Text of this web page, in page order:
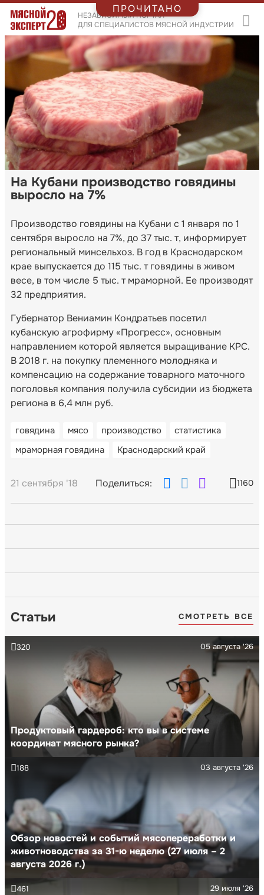
НЕЗАВИСИМЫЙ ПОРТАЛ
ДЛЯ СПЕЦИАЛИСТОВ МЯСНОЙ ИНДУСТРИИ
На Кубани производство говядины
выросло на 7%
Производство говядины на Кубани с 1 января по 1
сентября выросло на 7%, до 37 тыс. т, информирует
региональный минсельхоз. В год в Краснодарском
крае выпускается до 115 тыс. т говядины в живом
весе, в том числе 5 тыс. т мраморной. Ее производят
32 предприятия.
Губернатор Вениамин Кондратьев посетил
кубанскую агрофирму «Прогресс», основным
направлением которой является выращивание КРС.
В 2018 г. на покупку племенного молодняка и
компенсацию на содержание товарного маточного
поголовья компания получила субсидии из бюджета
региона в 6,4 млн руб.
говядина мясо производство
статистика
мраморная говядина
Краснодарский край
21 сентября '18 Поделиться: 1160
Статьи СМОТРЕТЬ ВСЕ
Продуктовый гардероб: кто вы в системе
координат мясного рынка?
05 августа '26
320
Обзор новостей и событий мясопереработки и
животноводства за 31-ю неделю (27 июля – 2
августа 2026 г.)
03 августа '26
188
29 июля '26
461
ПРОЧИТАНО